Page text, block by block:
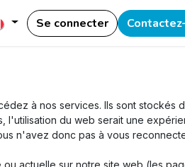
Se connecter
à nos services. Ils sont stockés
l'utilisation du web serait une
n'avez donc pas à vous
actuelle sur notre site web (les